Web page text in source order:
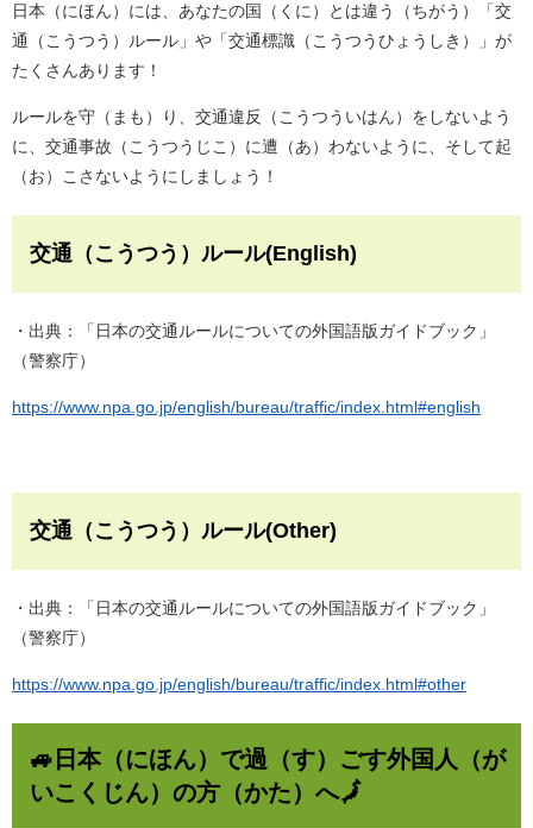
日本（にほん）には、あなたの国（くに）とは違う（ちがう）「交
通（こうつう）ルール」や「交通標識（こうつうひょうしき）」が
たくさんあります！
ルールを守（まも）り、交通違反（こうつういはん）をしないよう
に、交通事故（こうつうじこ）に遭（あ）わないように、そして起
（お）こさないようにしましょう！
交通（こうつう）ルール(English)
・出典：「日本の交通ルールについての外国語版ガイドブック」
（警察庁）
https://www.npa.go.jp/english/bureau/traffic/index.html#english
交通（こうつう）ルール(Other)
・出典：「日本の交通ルールについての外国語版ガイドブック」
（警察庁）
https://www.npa.go.jp/english/bureau/traffic/index.html#other
🚙日本（にほん）で過（す）ごす外国人（が
いこくじん）の方（かた）へ🗾